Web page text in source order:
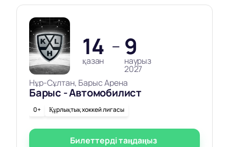
14
қазан
— 9
наурыз
2027
Нұр-Сұлтан, Барыс Арена
Барыс - Автомобилист
0+ Құрлықтық хоккей лигасы
Билеттерді таңдаңыз